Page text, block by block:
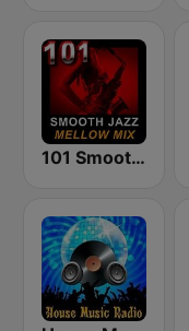
101 Smooth Jazz Mellow Mix